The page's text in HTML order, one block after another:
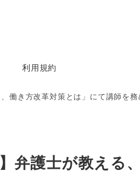
利用規約
改革対策とは」にて講師を務めました
弁護士が教える、